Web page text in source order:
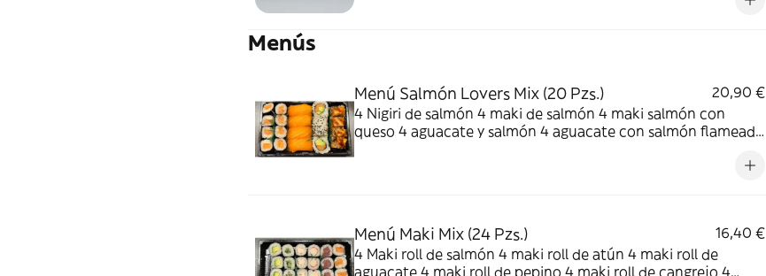
Menús
Menú Salmón Lovers Mix (20 Pzs.)
20,90 €
4 Nigiri de salmón 4 maki de salmón 4 maki salmón con
queso 4 aguacate y salmón 4 aguacate con salmón flameado
Menú Maki Mix (24 Pzs.)
16,40 €
4 Maki roll de salmón 4 maki roll de atún 4 maki roll de
aguacate 4 maki roll de pepino 4 maki roll de cangrejo 4